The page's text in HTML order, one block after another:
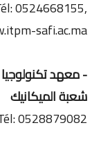
0524668155,
safi.ac.ma
- معهد
شعبة الميكانيك
0528879082